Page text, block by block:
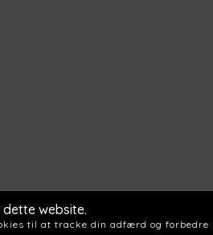
website.
til at tracke din adfærd og forbedre